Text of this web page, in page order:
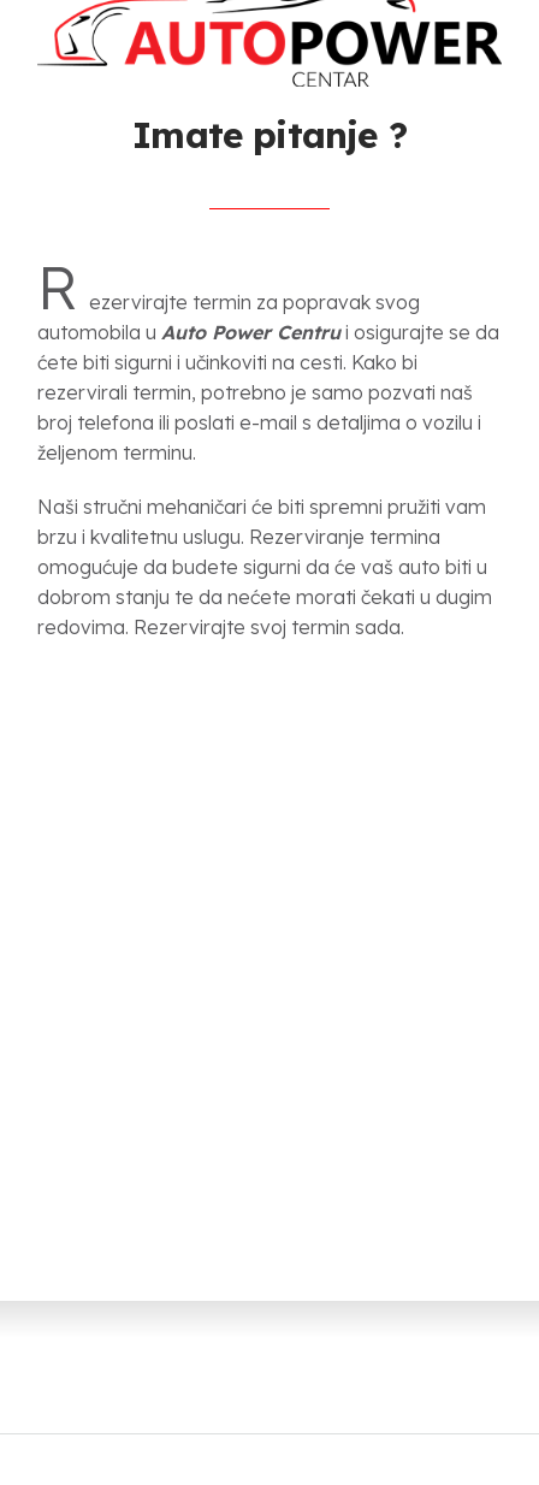
Imate pitanje ?
R
ezervirajte termin za popravak svog
automobila uAuto Power Centrui osigurajte se da
ćete biti sigurni i učinkoviti na cesti. Kako bi
rezervirali termin, potrebno je samo pozvati naš
broj telefona ili poslati e-mail s detaljima o vozilu i
željenom terminu.
Naši stručni mehaničari će biti spremni pružiti vam
brzu i kvalitetnu uslugu. Rezerviranje termina
omogućuje da budete sigurni da će vaš auto biti u
dobrom stanju te da nećete morati čekati u dugim
redovima. Rezervirajte svoj termin sada.